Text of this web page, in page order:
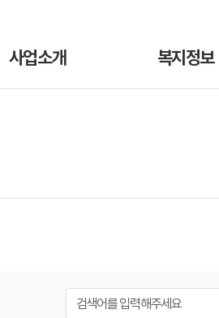
사업소개 복지정보